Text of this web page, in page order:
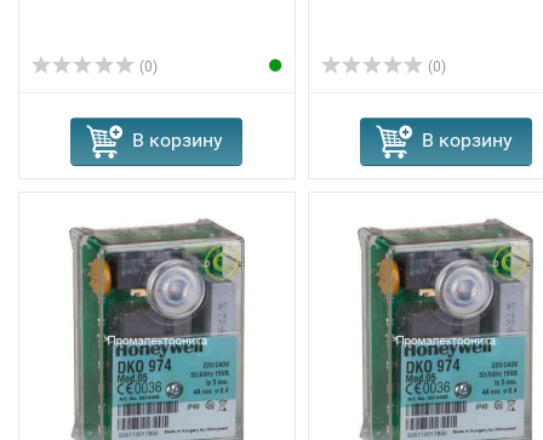
(0)
В корзину
(0)
В корзину